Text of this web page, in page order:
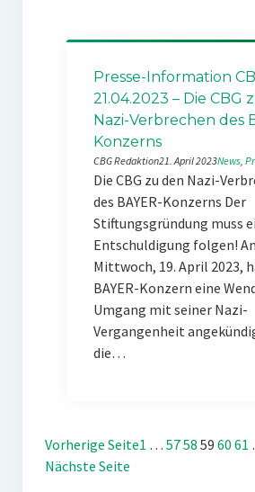
Presse-Information
21.04.2023 – Die CBG
Nazi-Verbrechen des
Konzerns
CBG Redaktion21. April 2023News,
Die CBG zu den Nazi-
des BAYER-Konzerns Der
Stiftungsgründung muss
Entschuldigung folgen!
Mittwoch, 19. April 2023,
BAYER-Konzern eine
Umgang mit seiner Nazi-
Vergangenheit
die…
Vorherige Seite1 … 5758 59 60 61
Nächste Seite